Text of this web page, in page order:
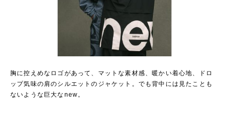
胸に控えめなロゴがあって、マットな素材感、暖かい着心地、ドロ
ップ気味の肩のシルエットのジャケット。でも背中には見たことも
ないような巨大なnew。